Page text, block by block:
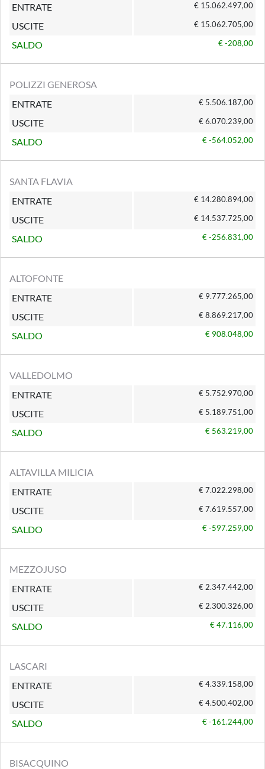
ENTRATE
€ 15.062.497,00
USCITE € 15.062.705,00
SALDO € -208,00
POLIZZI GENEROSA
ENTRATE
€ 5.506.187,00
USCITE € 6.070.239,00
SALDO € -564.052,00
SANTA FLAVIA
ENTRATE
€ 14.280.894,00
USCITE € 14.537.725,00
SALDO € -256.831,00
ALTOFONTE
ENTRATE
€ 9.777.265,00
USCITE € 8.869.217,00
SALDO € 908.048,00
VALLEDOLMO
ENTRATE
€ 5.752.970,00
USCITE € 5.189.751,00
SALDO € 563.219,00
ALTAVILLA MILICIA
ENTRATE
€ 7.022.298,00
USCITE € 7.619.557,00
SALDO € -597.259,00
MEZZOJUSO
ENTRATE
€ 2.347.442,00
USCITE € 2.300.326,00
SALDO € 47.116,00
LASCARI
ENTRATE
€ 4.339.158,00
USCITE € 4.500.402,00
SALDO € -161.244,00
BISACQUINO